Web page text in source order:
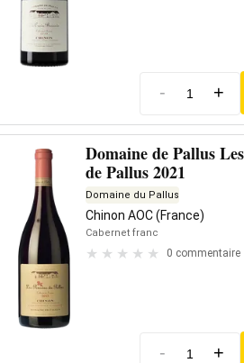
- +
Domaine de Pallus
de Pallus 2021
Domaine du Pallus
Chinon AOC (France)
Cabernet franc
0 commentaire
- +